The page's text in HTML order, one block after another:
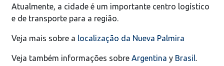
Atualmente, a cidade é um importante centro logístico
e de transporte para a região.
Veja mais sobre a localização da Nueva Palmira
Veja também informações sobre Argentina y Brasil.